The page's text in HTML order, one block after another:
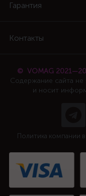
Гарантия
Контакты
© VOMAG
Содержание сайта не
и носит
Политика компании